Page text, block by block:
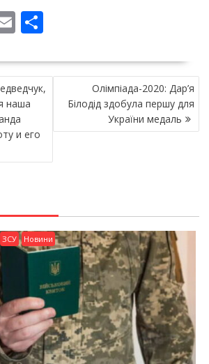
E
ai
l
П
ді
л
т
и
наша
и его
Олімпіада-2020: Дар’я
Білодід здобула першу для
України медаль
ЗСУ Новини